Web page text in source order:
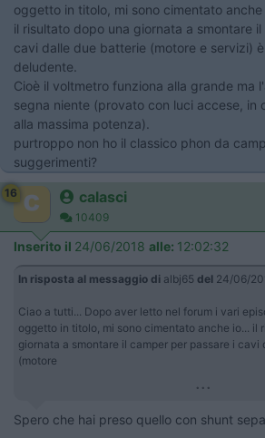
oggetto in titolo, mi sono cimentato anche
il risultato dopo una giornata a smontare
cavi dalle due batterie (motore e servizi)
deludente.
Cioè il voltmetro funziona alla grande ma
segna niente (provato con luci accese, in
alla massima potenza).
purtroppo non ho il classico phon da
suggerimenti?
16 calasci
10409
Inserito il 24/06/2018 alle: 12:02:32
In risposta al messaggio di albj65 del 24/06/
Ciao a tutti... Dopo aver letto nel forum i vari
oggetto in titolo, mi sono cimentato anche io... il
giornata a smontare il camper per passare i cavi
(motore
...
Spero che hai preso quello con shunt